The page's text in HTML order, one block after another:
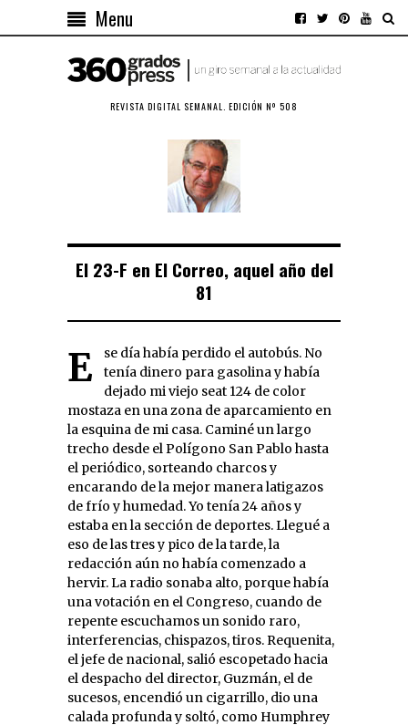
Menu
REVISTA DIGITAL SEMANAL. EDICIÓN Nº 508
El 23-F en El Correo, aquel año del
81
Ese día había perdido el autobús. No
tenía dinero para gasolina y había
dejado mi viejo seat 124 de color
mostaza en una zona de aparcamiento en
la esquina de mi casa. Caminé un largo
trecho desde el Polígono San Pablo hasta
el periódico, sorteando charcos y
encarando de la mejor manera latigazos
de frío y humedad. Yo tenía 24 años y
estaba en la sección de deportes. Llegué a
eso de las tres y pico de la tarde, la
redacción aún no había comenzado a
hervir. La radio sonaba alto, porque había
una votación en el Congreso, cuando de
repente escuchamos un sonido raro,
interferencias, chispazos, tiros. Requenita,
el jefe de nacional, salió escopetado hacia
el despacho del director, Guzmán, el de
sucesos, encendió un cigarrillo, dio una
calada profunda y soltó, como Humphrey